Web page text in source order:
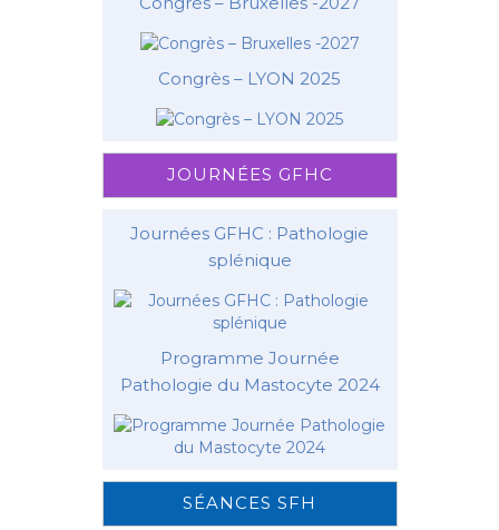
Congrès – LYON 2025
JOURNÉES GFHC
Journées GFHC : Pathologie
splénique
Programme Journée
Pathologie du Mastocyte 2024
SÉANCES SFH